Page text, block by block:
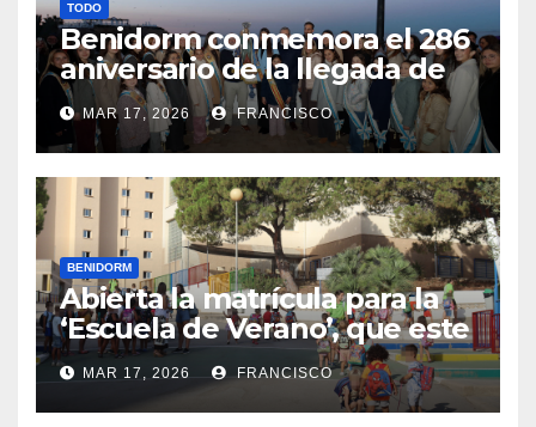
TODO
Benidorm conmemora el 286
aniversario de la llegada de
su patrona, la Virgen del
Sufragio
MAR 17, 2026 FRANCISCO
BENIDORM
Abierta la matrícula para la
‘Escuela de Verano’, que este
año se ubica en el CEIP Puig
Campana
MAR 17, 2026 FRANCISCO